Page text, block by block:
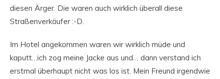
diesen Ärger. Die waren auch wirklich überall diese
Straßenverkäufer :-D.
Im Hotel angekommen waren wir wirklich müde und
kaputt…ich zog meine Jacke aus und… dann verstand ich
erstmal überhaupt nicht was los ist. Mein Freund irgendwie